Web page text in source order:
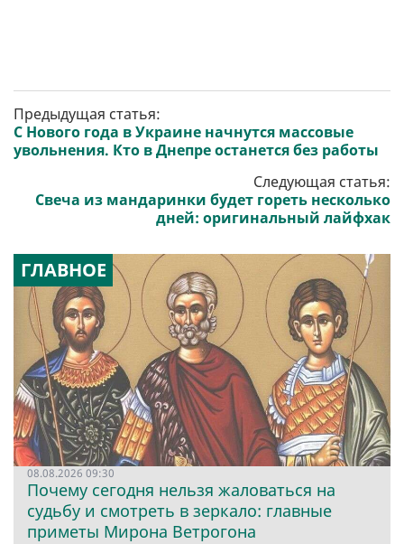
Предыдущая статья:
С Нового года в Украине начнутся массовые
увольнения. Кто в Днепре останется без работы
Следующая статья:
Свеча из мандаринки будет гореть несколько
дней: оригинальный лайфхак
ГЛАВНОЕ
08.08.2026 09:30
Почему сегодня нельзя жаловаться на
судьбу и смотреть в зеркало: главные
приметы Мирона Ветрогона